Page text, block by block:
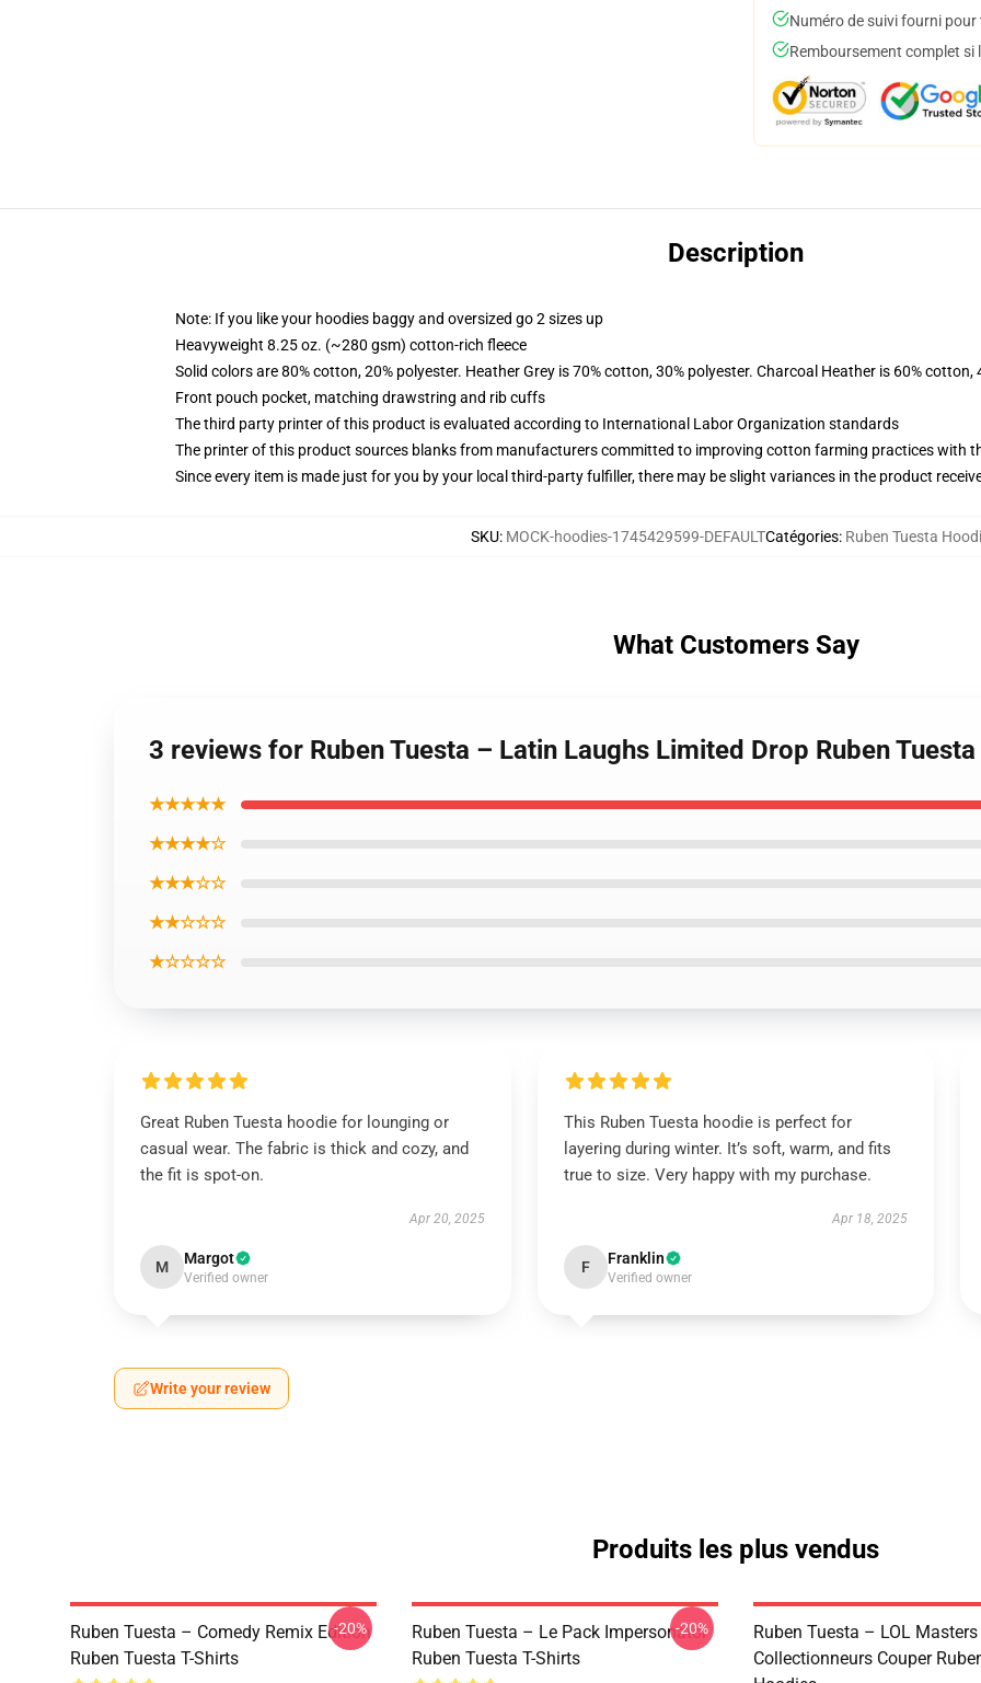
Numéro de suivi fourni pour
Remboursement complet si
Description
Note: If you like your hoodies baggy and oversized go 2 sizes up
Heavyweight 8.25 oz. (~280 gsm) cotton-rich fleece
Solid colors are 80% cotton, 20% polyester. Heather Grey is 70% cotton, 30% polyester. Charcoal Heather is 60% cotton,
Front pouch pocket, matching drawstring and rib cuffs
The third party printer of this product is evaluated according to International Labor Organization standards
The printer of this product sources blanks from manufacturers committed to improving cotton farming practices with
Since every item is made just for you by your local third-party fulfiller, there may be slight variances in the product
SKU: MOCK-hoodies-1745429599-DEFAULTCatégories: Ruben Tuesta
What Customers Say
3 reviews for Ruben Tuesta – Latin Laughs Limited Drop Ruben
★★★★★
★★★★☆
★★★☆☆
★★☆☆☆
★☆☆☆☆
Great Ruben Tuesta hoodie for lounging or
casual wear. The fabric is thick and cozy, and
the fit is spot-on.
Apr 20, 2025
M Margot
Verified owner
This Ruben Tuesta hoodie is perfect for
layering during winter. It’s soft, warm, and fits
true to size. Very happy with my purchase.
Apr 18, 2025
F Franklin
Verified owner
Write your review
Produits les plus vendus
Ruben Tuesta – Comedy Remix Edition
Ruben Tuesta T-Shirts
-20%
Ruben Tuesta – Le Pack Impersonator
Ruben Tuesta T-Shirts
-20%
Ruben Tuesta – LOL Masters
Collectionneurs Couper